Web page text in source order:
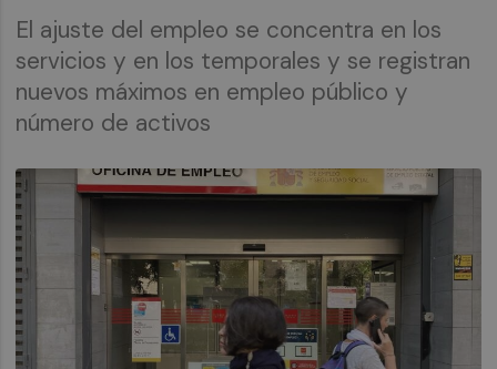
El ajuste del empleo se concentra en los
servicios y en los temporales y se registran
nuevos máximos en empleo público y
número de activos